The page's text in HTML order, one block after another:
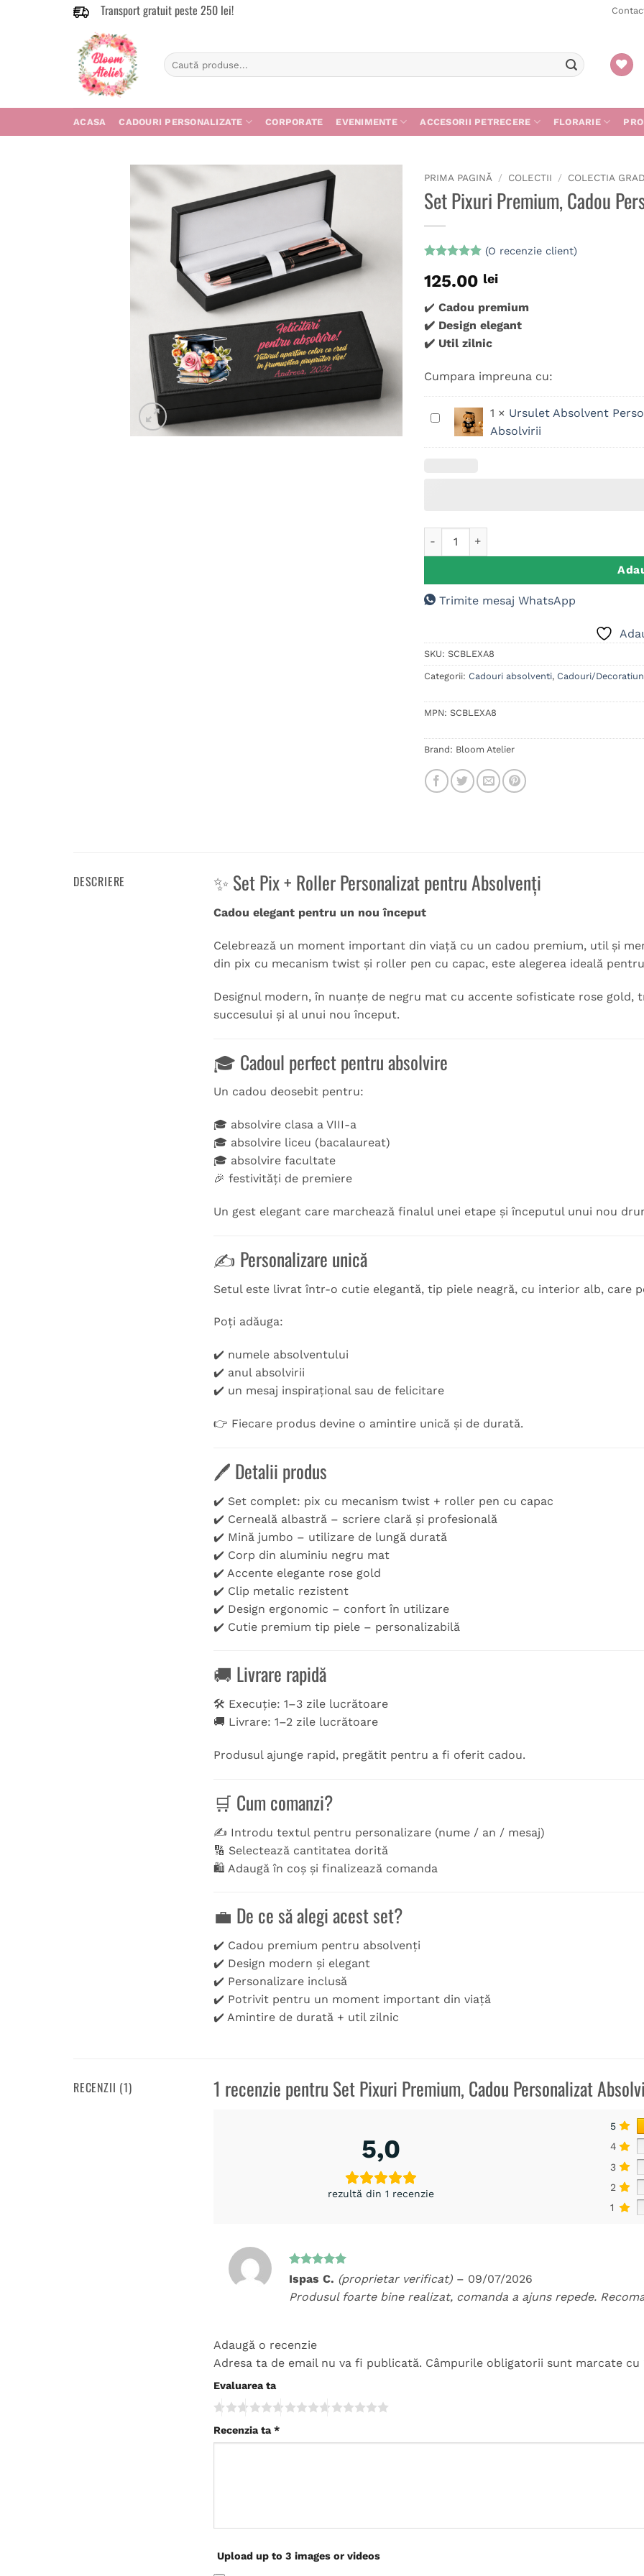
Transport gratuit peste 250 lei!
Caută
după:
ACASA CADOURI PERSONALIZATE CORPORATE EVENIMENTE ACCESORII PETRECERE FLORARIE
PRIMA PAGINĂ / COLECTII / COLECTIA
Set Pixuri Premium, Cadou
5din 5 pe
baza unei
singure
evaluări
(O recenzie client)
125.00 lei
✔️ Cadou premium
✔️ Design elegant
✔️ Util zilnic
Cumpara impreuna cu:
Ursulet
Absolvent
Personalizat
1 × Ursulet Absolvent
Absolvirii
Trimite mesaj WhatsApp
SKU: SCBLEXA8
Categorii: Cadouri absolventi, Cadouri/
MPN: SCBLEXA8
Brand: Bloom Atelier
DESCRIERE ✨ Set Pix + Roller Personalizat pentru Absolvenți
Cadou elegant pentru un nou început
Celebrează un moment important din viață cu un cadou premium, util și
din pix cu mecanism twist și roller pen cu capac, este alegerea ideală
Designul modern, în nuanțe de negru mat cu accente sofisticate rose
succesului și al unui nou început.
🎓 Cadoul perfect pentru absolvire
Un cadou deosebit pentru:
🎓 absolvire clasa a VIII-a
🎓 absolvire liceu (bacalaureat)
🎓 absolvire facultate
🎉 festivități de premiere
Un gest elegant care marchează finalul unei etape și începutul unui nou
✍️ Personalizare unică
Setul este livrat într-o cutie elegantă, tip piele neagră, cu interior alb, care
Poți adăuga:
✔️ numele absolventului
✔️ anul absolvirii
✔️ un mesaj inspirațional sau de felicitare
👉 Fiecare produs devine o amintire unică și de durată.
🖊️ Detalii produs
✔️ Set complet: pix cu mecanism twist + roller pen cu capac
✔️ Cerneală albastră – scriere clară și profesională
✔️ Mină jumbo – utilizare de lungă durată
✔️ Corp din aluminiu negru mat
✔️ Accente elegante rose gold
✔️ Clip metalic rezistent
✔️ Design ergonomic – confort în utilizare
✔️ Cutie premium tip piele – personalizabilă
🚚 Livrare rapidă
🛠️ Execuție: 1–3 zile lucrătoare
🚚 Livrare: 1–2 zile lucrătoare
Produsul ajunge rapid, pregătit pentru a fi oferit cadou.
🛒 Cum comanzi?
✍️ Introdu textul pentru personalizare (nume / an / mesaj)
🔢 Selectează cantitatea dorită
🛍️ Adaugă în coș și finalizează comanda
💼 De ce să alegi acest set?
✔️ Cadou premium pentru absolvenți
✔️ Design modern și elegant
✔️ Personalizare inclusă
✔️ Potrivit pentru un moment important din viață
✔️ Amintire de durată + util zilnic
RECENZII (1) 1 recenzie pentru Set Pixuri Premium, Cadou Personalizat
5,0
rezultă din 1 recenzie
5
4
3
2
1
Evaluat la
din 5
Ispas C. (proprietar verificat) – 09/07/2026
Produsul foarte bine realizat, comanda a ajuns repede.
Adaugă o recenzie
Adresa ta de email nu va fi publicată. Câmpurile obligatorii sunt marcate cu
Evaluarea ta
Recenzia ta *
Upload up to 3 images or videos